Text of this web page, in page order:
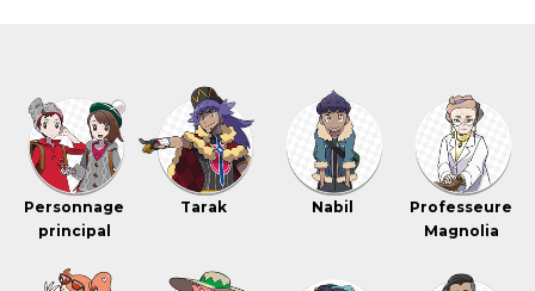
Personnage
principal
Tarak Nabil
Professeure
Magnolia